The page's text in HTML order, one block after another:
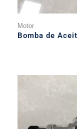
Motor
Bomba de